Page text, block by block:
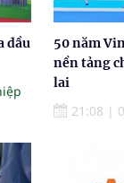
dầu
50 năm
nền tảng
lai
21:08 |